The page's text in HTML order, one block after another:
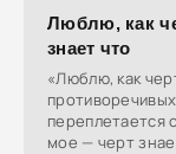
Люблю, как
знает что
«Люблю, как
переплетается
мое — черт